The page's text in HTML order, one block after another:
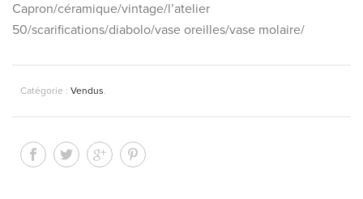
Capron/céramique/vintage/l’atelier
50/scarifications/diabolo/vase oreilles/vase molaire/
Catégorie : Vendus.